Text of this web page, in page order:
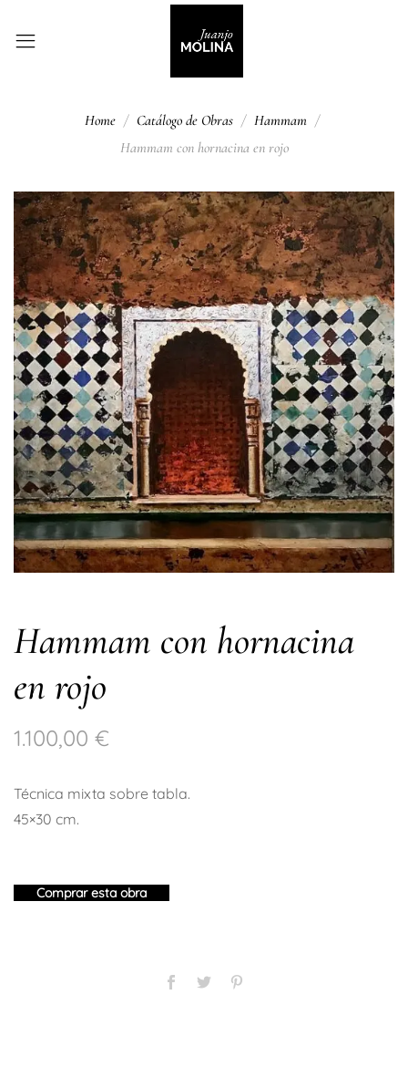
Home Catálogo de Obras
Hammam
Hammam con hornacina en rojo
Hammam con hornacina
en rojo
1.100,00 €
Técnica mixta sobre tabla.
45×30 cm.
Comprar esta obra